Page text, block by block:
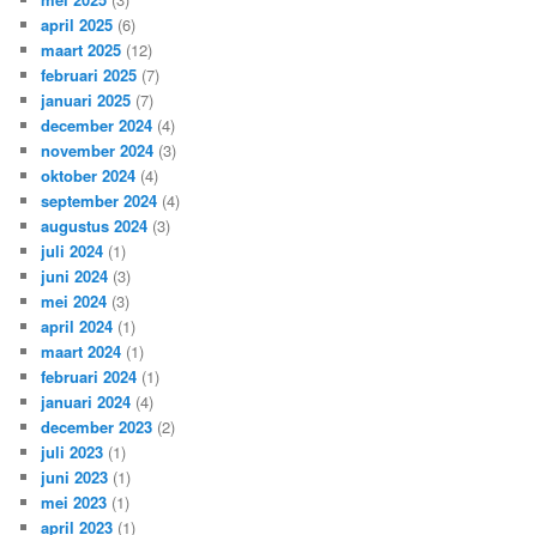
april 2025 (6)
maart 2025 (12)
februari 2025 (7)
januari 2025 (7)
december 2024 (4)
november 2024 (3)
oktober 2024 (4)
september 2024 (4)
augustus 2024 (3)
juli 2024 (1)
juni 2024 (3)
mei 2024 (3)
april 2024 (1)
maart 2024 (1)
februari 2024 (1)
januari 2024 (4)
december 2023 (2)
juli 2023 (1)
juni 2023 (1)
mei 2023 (1)
april 2023 (1)